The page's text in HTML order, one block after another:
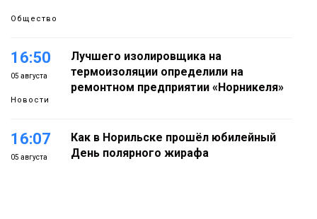
Общество
16:50
05 августа
Новости
Лучшего изолировщика на
термоизоляции определили на
ремонтном предприятии «Норникеля»
16:07
05 августа
Как в Норильске прошёл юбилейный
День полярного жирафа